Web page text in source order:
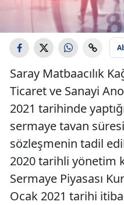
Saray Matbaacılık
Ticaret ve Sanayi
2021 tarihinde
sermaye tavan
sözleşmenin tadil
2020 tarihli yönetim
Sermaye Piyasası
Ocak 2021 tarihi